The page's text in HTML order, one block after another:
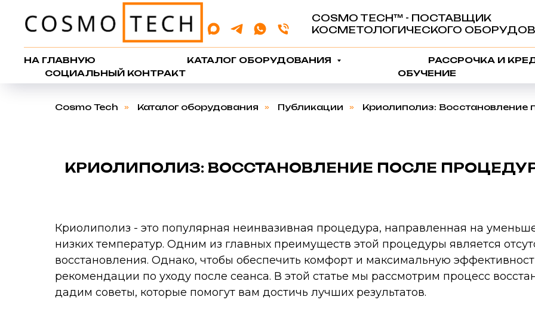
COSMO TECH™️ - ПОСТАВЩИК
КОСМЕТОЛОГИЧЕСКОГО
НА ГЛАВНУЮ КАТАЛОГ ОБОРУДОВАНИЯ РАССРОЧКА И
СОЦИАЛЬНЫЙ КОНТРАКТ
ОБУЧЕНИЕ
Cosmo Tech » Каталог оборудования » Публикации » Криолиполиз: Восстановление
КРИОЛИПОЛИЗ: ВОССТАНОВЛЕНИЕ ПОСЛЕ
Криолиполиз - это популярная неинвазивная процедура, направленная на
низких температур. Одним из главных преимуществ этой процедуры является
восстановления. Однако, чтобы обеспечить комфорт и максимальную
рекомендации по уходу после сеанса. В этой статье мы рассмотрим процесс
дадим советы, которые помогут вам достичь лучших результатов.